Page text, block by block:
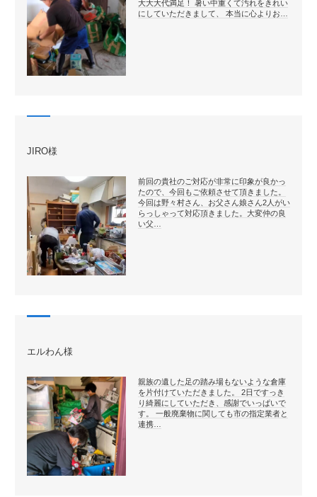
大大大代満足！ 暑い中重くて汚れをきれい
にしていただきまして、 本当に心よりお…
JIRO様
前回の貴社のご対応が非常に印象が良かっ
たので、今回もご依頼させて頂きました。
今回は野々村さん、お父さん娘さん2人がい
らっしゃって対応頂きました。大変仲の良
い父…
エルわん様
親族の遺した足の踏み場もないような倉庫
を片付けていただきました。 2日ですっき
り綺麗にしていただき、感謝でいっぱいで
す。 一般廃棄物に関しても市の指定業者と
連携…